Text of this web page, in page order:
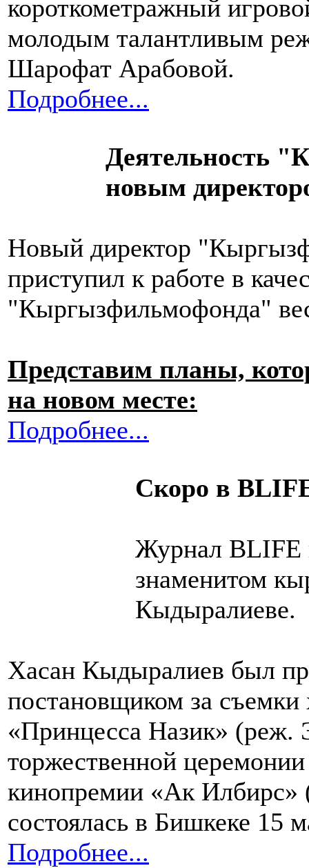
короткометражный
молодым талантливым
Шарофат Арабовой.
Подробнее...
Деятельность
новым
Новый директор
приступил к работе в
"Кыргызфильмофонда"
Представим планы,
на новом месте:
Подробнее...
Скоро в
Журнал BLIFE
знаменитом
Кыдыралиеве.
Хасан Кыдыралиев был
постановщиком за
«Принцесса Назик» (реж.
торжественной
кинопремии «Ак Илбирс»
состоялась в Бишкеке 15
Подробнее...